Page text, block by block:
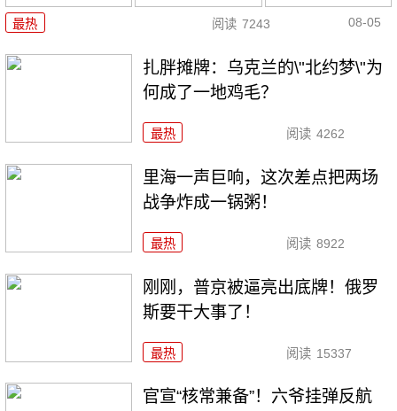
最热 阅读 7243 08-05
扎胖摊牌：乌克兰的\"北约梦\"为
何成了一地鸡毛？
最热 阅读 4262
里海一声巨响，这次差点把两场
战争炸成一锅粥！
最热 阅读 8922
刚刚，普京被逼亮出底牌！俄罗
斯要干大事了！
最热 阅读 15337
官宣“核常兼备”！六爷挂弹反航